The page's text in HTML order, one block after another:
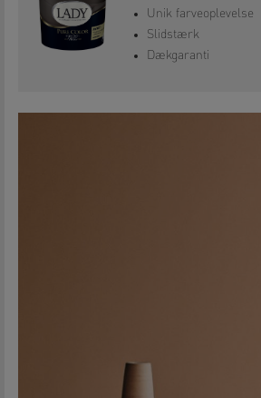
Unik farveoplevelse
Slidstærk
Dækgaranti